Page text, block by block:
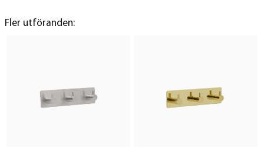
Fler utföranden: